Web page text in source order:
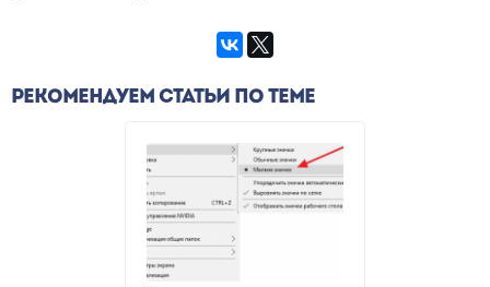
РЕКОМЕНДУЕМ СТАТЬИ ПО ТЕМЕ